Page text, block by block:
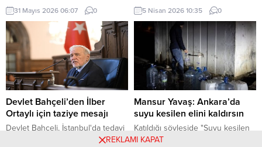
(427. sayfada) «Milâttan Önce IV.
Yüzyıla Ait Türkçe Yazıtlar
Bulundu» başlıklı kısa bir haber
vardı. Tass Ajansı’nın Alma Ata
kaynaklı bir haberinde, bu
yazıtlarda yapılan incelemelere
göre, bunların Milât’tan Önce IV.
Yüzyılda meydana getirildiği ve
merkezi...
31 Mayıs 2026 06:07 0
Enbiya Merkez Karargahı
Sözcüsü İbrahim Zülfikari,
Hürmüz Boğazı üzerinden
uygulanan kısıtlamalara ilişkin
yaptığı açıklamada, Irak’ın bu
kısıtlamalardan muaf tutulacağını
belirtti.
5 Nisan 2026 10:35 0
Devlet Bahçeli’den İlber
Ortaylı için taziye mesajı
Devlet Bahçeli, İstanbul'da tedavi
gördüğü hastanede hayatını
Mansur Yavaş: Ankara’da
suyu kesilen elini kaldırsın
Katıldığı söyleşide "Suyu kesilen
elini kaldırsın" diyen Ankara
REKLAMI KAPAT